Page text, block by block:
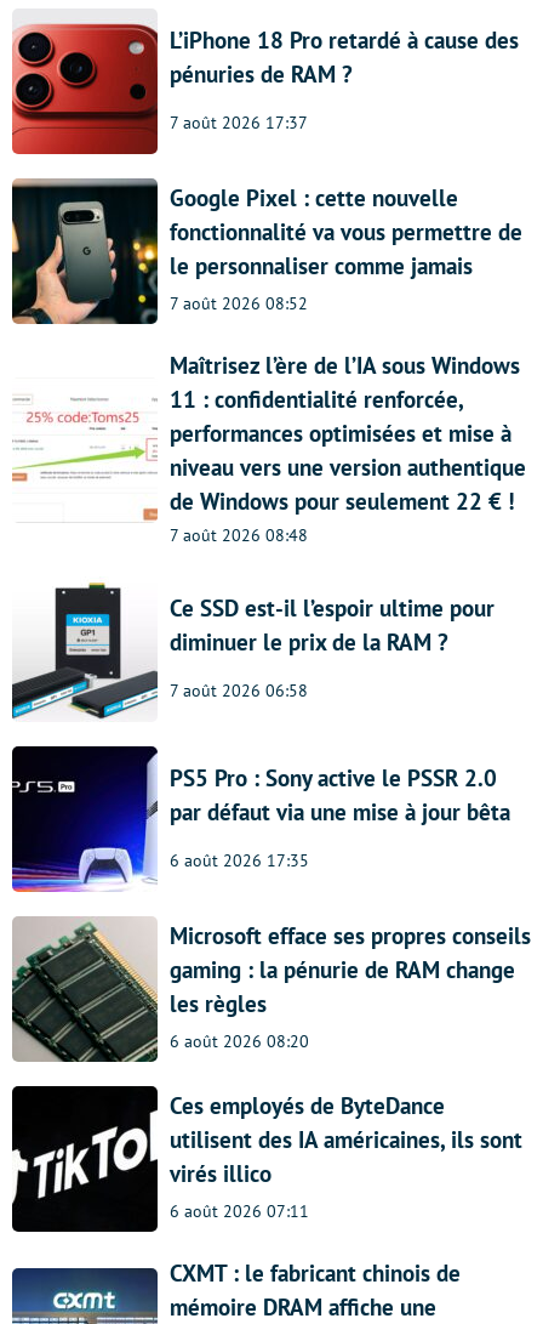
L’iPhone 18 Pro retardé à cause des
pénuries de RAM ?
7 août 2026 17:37
Google Pixel : cette nouvelle
fonctionnalité va vous permettre de
le personnaliser comme jamais
7 août 2026 08:52
Maîtrisez l’ère de l’IA sous Windows
11 : confidentialité renforcée,
performances optimisées et mise à
niveau vers une version authentique
de Windows pour seulement 22 € !
7 août 2026 08:48
Ce SSD est-il l’espoir ultime pour
diminuer le prix de la RAM ?
7 août 2026 06:58
PS5 Pro : Sony active le PSSR 2.0
par défaut via une mise à jour bêta
6 août 2026 17:35
Microsoft efface ses propres conseils
gaming : la pénurie de RAM change
les règles
6 août 2026 08:20
Ces employés de ByteDance
utilisent des IA américaines, ils sont
virés illico
6 août 2026 07:11
CXMT : le fabricant chinois de
mémoire DRAM affiche une